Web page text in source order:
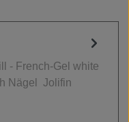
- French-Gel white
Nägel Jolifin